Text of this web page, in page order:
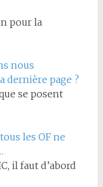
pour la
nous
dernière page ?
se posent
les OF ne
il faut d’abord